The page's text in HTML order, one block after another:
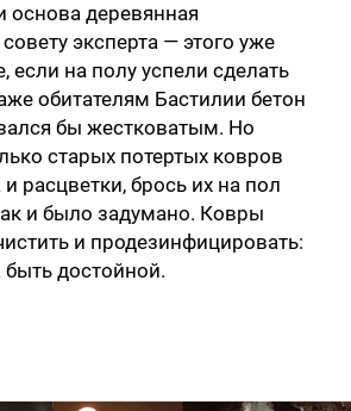
основа деревянная
эксперта — этого уже
если на полу успели сделать
обитателям Бастилии бетон
бы жестковатым. Но
старых потертых ковров
расцветки, брось их на пол
и было задумано. Ковры
и продезинфицировать:
достойной.